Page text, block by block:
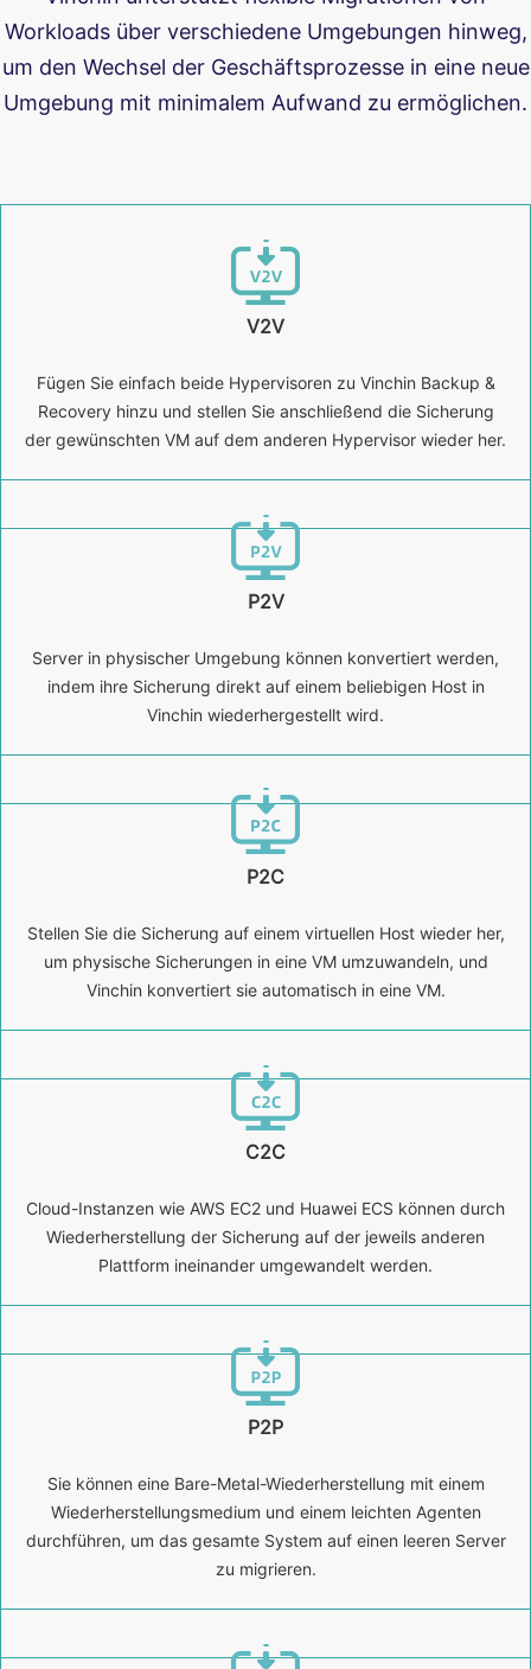
Workloads über verschiedene Umgebungen hinweg,
um den Wechsel der Geschäftsprozesse in eine neue
Umgebung mit minimalem Aufwand zu ermöglichen.
V2V
Fügen Sie einfach beide Hypervisoren zu Vinchin Backup &
Recovery hinzu und stellen Sie anschließend die Sicherung
der gewünschten VM auf dem anderen Hypervisor wieder her.
P2V
Server in physischer Umgebung können konvertiert werden,
indem ihre Sicherung direkt auf einem beliebigen Host in
Vinchin wiederhergestellt wird.
P2C
Stellen Sie die Sicherung auf einem virtuellen Host wieder her,
um physische Sicherungen in eine VM umzuwandeln, und
Vinchin konvertiert sie automatisch in eine VM.
C2C
Cloud-Instanzen wie AWS EC2 und Huawei ECS können durch
Wiederherstellung der Sicherung auf der jeweils anderen
Plattform ineinander umgewandelt werden.
P2P
Sie können eine Bare-Metal-Wiederherstellung mit einem
Wiederherstellungsmedium und einem leichten Agenten
durchführen, um das gesamte System auf einen leeren Server
zu migrieren.